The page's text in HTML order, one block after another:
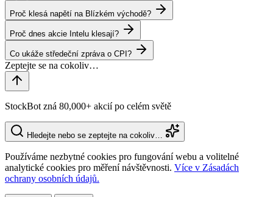
Proč klesá napětí na Blízkém východě?
Proč dnes akcie Intelu klesají?
Co ukáže středeční zpráva o CPI?
StockBot zná 80,000+ akcií po celém světě
Hledejte nebo se zeptejte na cokoliv…
Používáme nezbytné cookies pro fungování webu a volitelné
analytické cookies pro měření návštěvnosti. Více v Zásadách
ochrany osobních údajů.